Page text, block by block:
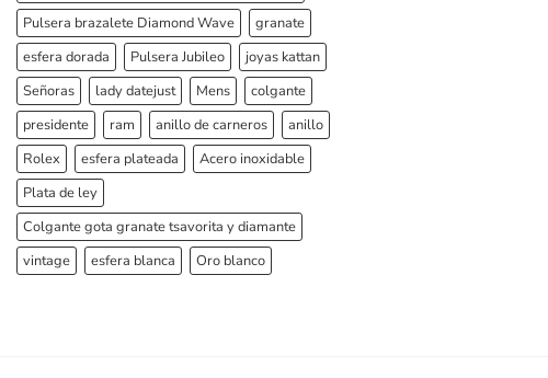
Pulsera brazalete Diamond Wave
granate
esfera dorada
Pulsera Jubileo
joyas kattan
Señoras
lady datejust Mens
colgante
presidente
ram anillo de carneros
anillo
Rolex
esfera plateada
Acero inoxidable
Plata de ley
Colgante gota granate tsavorita y diamante
vintage
esfera blanca Oro blanco